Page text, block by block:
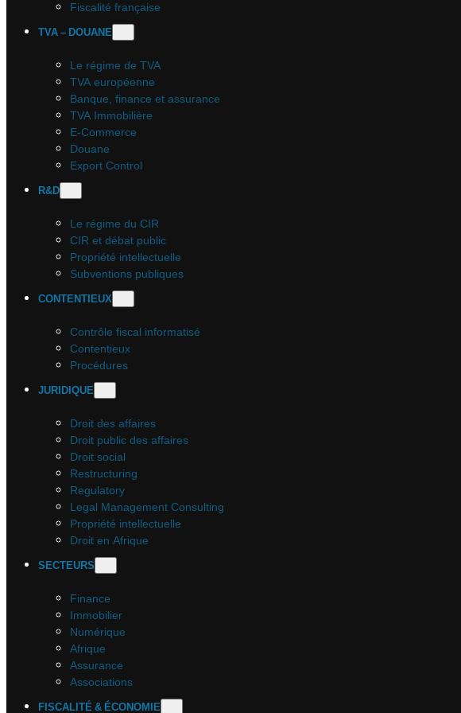
Fiscalité française
TVA – DOUANE
Le régime de TVA
TVA européenne
Banque, finance et assurance
TVA Immobilière
E-Commerce
Douane
Export Control
R&D
Le régime du CIR
CIR et débat public
Propriété intellectuelle
Subventions publiques
CONTENTIEUX
Contrôle fiscal informatisé
Contentieux
Procédures
JURIDIQUE
Droit des affaires
Droit public des affaires
Droit social
Restructuring
Regulatory
Legal Management Consulting
Propriété intellectuelle
Droit en Afrique
SECTEURS
Finance
Immobilier
Numérique
Afrique
Assurance
Associations
FISCALITÉ & ÉCONOMIE